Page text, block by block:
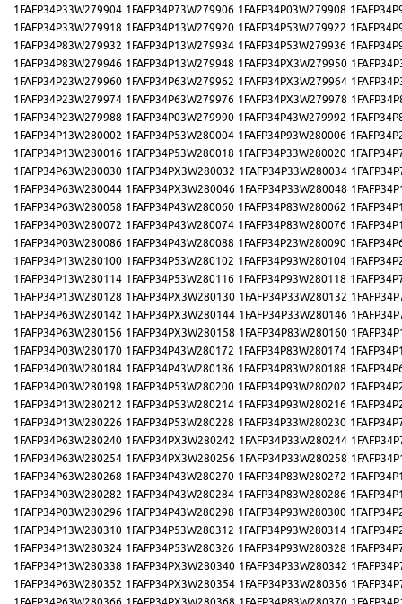
1FAFP34P33W279904 1FAFP34P73W279906 1FAFP34P03W279908
1FAFP34P33W279918 1FAFP34P13W279920 1FAFP34P53W279922
1FAFP34P83W279932 1FAFP34P13W279934 1FAFP34P53W279936
1FAFP34P83W279946 1FAFP34P13W279948 1FAFP34PX3W279950
1FAFP34P23W279960 1FAFP34P63W279962 1FAFP34PX3W279964
1FAFP34P23W279974 1FAFP34P63W279976 1FAFP34PX3W279978
1FAFP34P23W279988 1FAFP34P03W279990 1FAFP34P43W279992
1FAFP34P13W280002 1FAFP34P53W280004 1FAFP34P93W280006
1FAFP34P13W280016 1FAFP34P53W280018 1FAFP34P33W280020
1FAFP34P63W280030 1FAFP34PX3W280032 1FAFP34P33W280034
1FAFP34P63W280044 1FAFP34PX3W280046 1FAFP34P33W280048
1FAFP34P63W280058 1FAFP34P43W280060 1FAFP34P83W280062
1FAFP34P03W280072 1FAFP34P43W280074 1FAFP34P83W280076
1FAFP34P03W280086 1FAFP34P43W280088 1FAFP34P23W280090
1FAFP34P13W280100 1FAFP34P53W280102 1FAFP34P93W280104
1FAFP34P13W280114 1FAFP34P53W280116 1FAFP34P93W280118
1FAFP34P13W280128 1FAFP34PX3W280130 1FAFP34P33W280132
1FAFP34P63W280142 1FAFP34PX3W280144 1FAFP34P33W280146
1FAFP34P63W280156 1FAFP34PX3W280158 1FAFP34P83W280160
1FAFP34P03W280170 1FAFP34P43W280172 1FAFP34P83W280174
1FAFP34P03W280184 1FAFP34P43W280186 1FAFP34P83W280188
1FAFP34P03W280198 1FAFP34P53W280200 1FAFP34P93W280202
1FAFP34P13W280212 1FAFP34P53W280214 1FAFP34P93W280216
1FAFP34P13W280226 1FAFP34P53W280228 1FAFP34P33W280230
1FAFP34P63W280240 1FAFP34PX3W280242 1FAFP34P33W280244
1FAFP34P63W280254 1FAFP34PX3W280256 1FAFP34P33W280258
1FAFP34P63W280268 1FAFP34P43W280270 1FAFP34P83W280272
1FAFP34P03W280282 1FAFP34P43W280284 1FAFP34P83W280286
1FAFP34P03W280296 1FAFP34P43W280298 1FAFP34P93W280300
1FAFP34P13W280310 1FAFP34P53W280312 1FAFP34P93W280314
1FAFP34P13W280324 1FAFP34P53W280326 1FAFP34P93W280328
1FAFP34P13W280338 1FAFP34PX3W280340 1FAFP34P33W280342
1FAFP34P63W280352 1FAFP34PX3W280354 1FAFP34P33W280356